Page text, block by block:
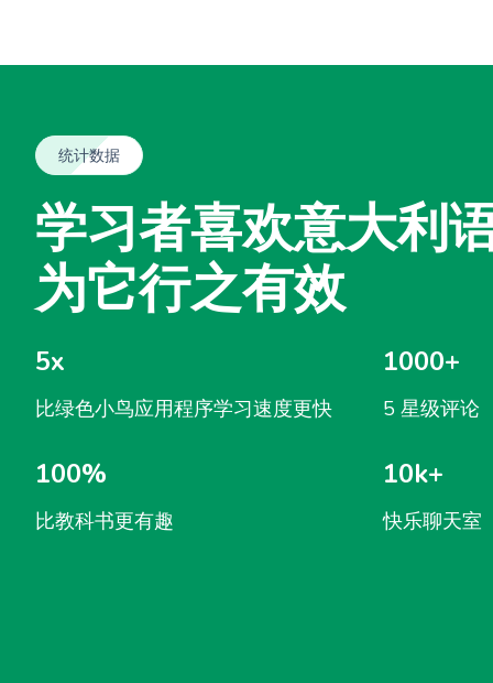
统计数据
学习者喜欢意大利
为它行之有效
5x
比绿色小鸟应用程序学习速度更快
1000+
5 星级评论
100%
比教科书更有趣
10k+
快乐聊天室